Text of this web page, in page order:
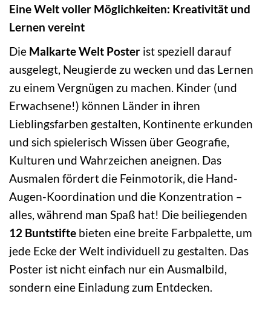
Eine Welt voller Möglichkeiten: Kreativität und
Lernen vereint
Die Malkarte Welt Poster ist speziell darauf
ausgelegt, Neugierde zu wecken und das Lernen
zu einem Vergnügen zu machen. Kinder (und
Erwachsene!) können Länder in ihren
Lieblingsfarben gestalten, Kontinente erkunden
und sich spielerisch Wissen über Geografie,
Kulturen und Wahrzeichen aneignen. Das
Ausmalen fördert die Feinmotorik, die Hand-
Augen-Koordination und die Konzentration –
alles, während man Spaß hat! Die beiliegenden
12 Buntstifte bieten eine breite Farbpalette, um
jede Ecke der Welt individuell zu gestalten. Das
Poster ist nicht einfach nur ein Ausmalbild,
sondern eine Einladung zum Entdecken.